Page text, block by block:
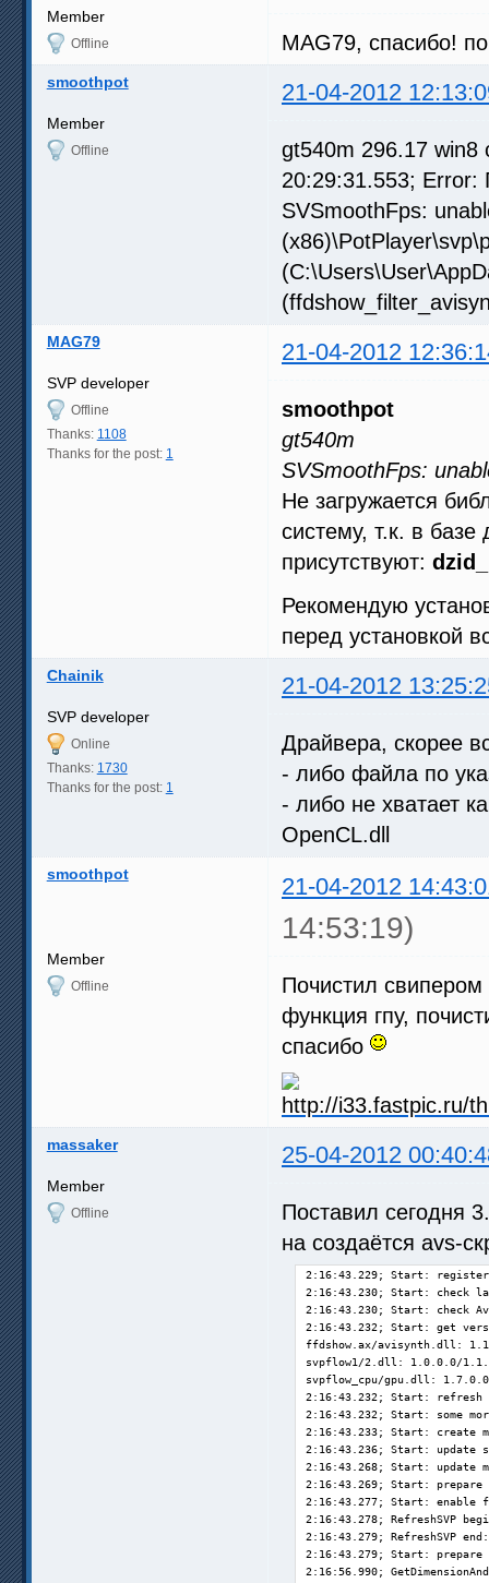
Member
Offline MAG79, спасибо!
smoothpot 21-04-2012
Member
Offline
gt540m 296.17
20:29:31.553; Error:
SVSmoothFps:
MAG79 21-04-2012
SVP developer
Offline
Thanks: 1108
Thanks for the post: 1
smoothpot
gt540m
SVSmoothFps:
Не загружается
систему, т.к. в
присутствуют: dzid_
Рекомендую
перед установкой
Chainik 21-04-2012
SVP developer
Online
Thanks: 1730
Thanks for the post: 1
Драйвера, скорее
- либо файла по
- либо не хватает
OpenCL.dll
smoothpot 21-04-2012
14:53:19)
Member
Offline
Почистил свипером
функция гпу,
спасибо
massaker 25-04-2012
Member
Offline
Поставил сегодня
на создаётся avs-
2:16:43.229; Start: register
2:16:43.230; Start: check
2:16:43.230; Start: check
2:16:43.232; Start: get
ffdshow.ax/avisynth.dll:
svpflow1/2.dll: 1.0.0.0/
svpflow_cpu/gpu.dll:
2:16:43.232; Start:
2:16:43.232; Start: some
2:16:43.233; Start: create
2:16:43.236; Start:
2:16:43.268; Start: update
2:16:43.269; Start: prepare
2:16:43.277; Start: enable
2:16:43.278; RefreshSVP
2:16:43.279; RefreshSVP
2:16:43.279; Start: prepare
2:16:56.990;